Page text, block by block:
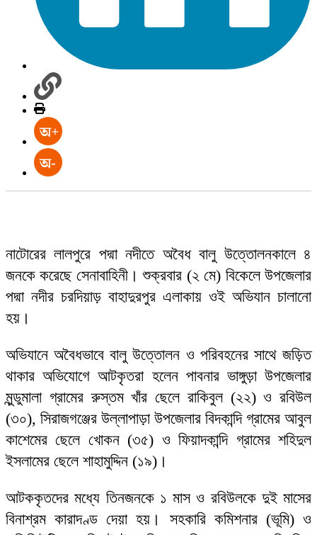
নাটোরের লালপুরে পদ্মা নদীতে অবৈধ বালু উত্তোলনকালে ৪
জনকে করেছে সেনাবাহিনী। শুক্রবার (২ মে) বিকেলে উপজেলার
পদ্মা নদীর চরদিয়াড় বাহাদুরপুর এলাকায় ওই অভিযান চালানো
হয়।
অভিযানে অবৈধভাবে বালু উত্তোলন ও পরিবহনের সাথে জড়িত
থাকার অভিযোগে আটকৃতরা হলেন পাবনার ভাঙ্গুড়া উপজেলার
মুন্ডুমালা গ্রামের রুস্তম খাঁর ছেলে রাকিবুল (২২) ও রবিউল
(৩০), সিরাজগঞ্জের উল্লাপাড়া উপজেলার বিদকান্দি গ্রামের আবুল
কাশেমের ছেলে খোকন (৩৫) ও ফিয়াদকান্দি গ্রামের শহিদুল
ইসলামের ছেলে শাহামুদ্দিন (১৯)।
আটককৃতদের মধ্যে তিনজনকে ১ মাস ও রবিউলকে দুই মাসের
বিনাশ্রম কারাদণ্ড দেয়া হয়। সহকারি কমিশনার (ভূমি) ও